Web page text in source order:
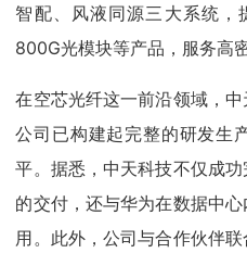
智配、风液同源三大系统，
800G光模块等产品，服务高
在空芯光纤这一前沿领域，中
公司已构建起完整的研发生
平。据悉，中天科技不仅成
的交付，还与华为在数据中
用。此外，公司与合作伙伴